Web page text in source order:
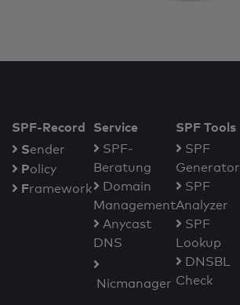
SPF-Record
Sender
Policy
Framework
Service
SPF-
Beratung
Domain
Management
Anycast
DNS
Nicmanager
SPF Tools
SPF
Generator
SPF
Analyzer
SPF
Lookup
DNSBL
Check